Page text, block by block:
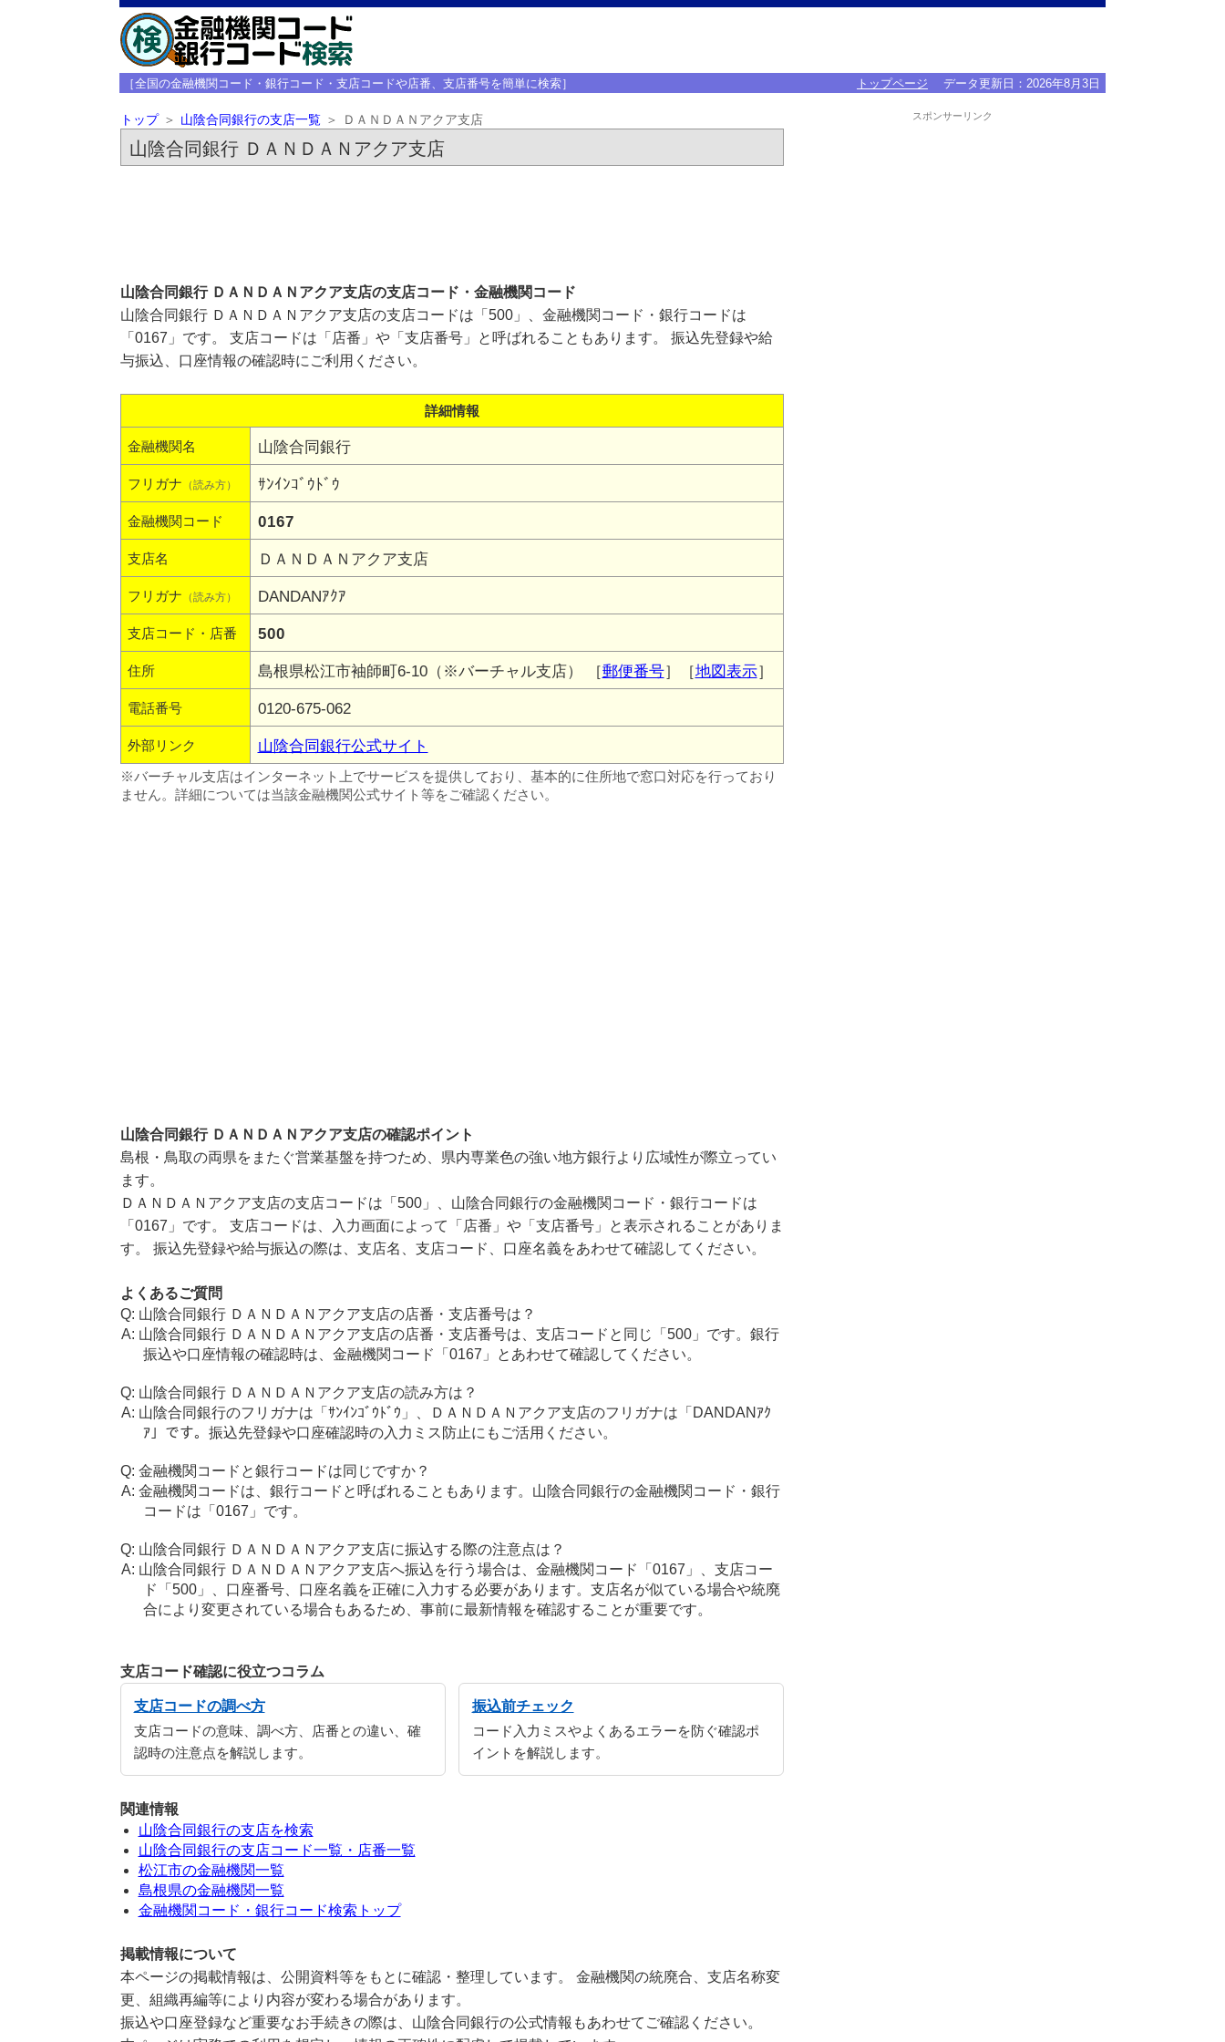
［全国の金融機関コード・銀行コード・支店コードや店番、支店番号を簡単に検索］ トップページ データ更新日： 2026年8月3日
トップ 山陰合同銀行の支店一覧 ＤＡＮＤＡＮアクア支店
山陰合同銀行 ＤＡＮＤＡＮアクア支店
山陰合同銀行 ＤＡＮＤＡＮアクア支店の支店コード・金融機関コード
山陰合同銀行 ＤＡＮＤＡＮアクア支店の支店コードは「500」、金融機関コード・銀行コードは
「0167」です。 支店コードは「店番」や「支店番号」と呼ばれることもあります。 振込先登録や給
与振込、口座情報の確認時にご利用ください。
詳細情報
金融機関名 山陰合同銀行
フリガナ （読み方） ｻﾝｲﾝｺﾞｳﾄﾞｳ
金融機関コード 0167
支店名 ＤＡＮＤＡＮアクア支店
フリガナ （読み方） DANDANｱｸｱ
支店コード・店番 500
住所 島根県松江市袖師町6-10（※バーチャル支店） ［郵便番号］［地図表示］
電話番号 0120-675-062
外部リンク 山陰合同銀行公式サイト
※バーチャル支店はインターネット上でサービスを提供しており、基本的に住所地で窓口対応を行っており
ません。詳細については当該金融機関公式サイト等をご確認ください。
山陰合同銀行 ＤＡＮＤＡＮアクア支店の確認ポイント
島根・鳥取の両県をまたぐ営業基盤を持つため、県内専業色の強い地方銀行より広域性が際立ってい
ます。
ＤＡＮＤＡＮアクア支店の支店コードは「500」、山陰合同銀行の金融機関コード・銀行コードは
「0167」です。 支店コードは、入力画面によって「店番」や「支店番号」と表示されることがありま
す。 振込先登録や給与振込の際は、支店名、支店コード、口座名義をあわせて確認してください。
よくあるご質問
山陰合同銀行 ＤＡＮＤＡＮアクア支店の店番・支店番号は？
山陰合同銀行 ＤＡＮＤＡＮアクア支店の店番・支店番号は、支店コードと同じ「500」です。銀行
振込や口座情報の確認時は、金融機関コード「0167」とあわせて確認してください。
山陰合同銀行 ＤＡＮＤＡＮアクア支店の読み方は？
山陰合同銀行のフリガナは「ｻﾝｲﾝｺﾞｳﾄﾞｳ」、ＤＡＮＤＡＮアクア支店のフリガナは「DANDANｱｸ
ｱ」です。振込先登録や口座確認時の入力ミス防止にもご活用ください。
金融機関コードと銀行コードは同じですか？
金融機関コードは、銀行コードと呼ばれることもあります。山陰合同銀行の金融機関コード・銀行
コードは「0167」です。
山陰合同銀行 ＤＡＮＤＡＮアクア支店に振込する際の注意点は？
山陰合同銀行 ＤＡＮＤＡＮアクア支店へ振込を行う場合は、金融機関コード「0167」、支店コー
ド「500」、口座番号、口座名義を正確に入力する必要があります。支店名が似ている場合や統廃
合により変更されている場合もあるため、事前に最新情報を確認することが重要です。
支店コード確認に役立つコラム
支店コードの調べ方
支店コードの意味、調べ方、店番との違い、確
認時の注意点を解説します。
振込前チェック
コード入力ミスやよくあるエラーを防ぐ確認ポ
イントを解説します。
関連情報
山陰合同銀行の支店を検索
山陰合同銀行の支店コード一覧・店番一覧
松江市の金融機関一覧
島根県の金融機関一覧
金融機関コード・銀行コード検索トップ
掲載情報について
本ページの掲載情報は、公開資料等をもとに確認・整理しています。 金融機関の統廃合、支店名称変
更、組織再編等により内容が変わる場合があります。
振込や口座登録など重要なお手続きの際は、山陰合同銀行の公式情報もあわせてご確認ください。
スポンサーリンク